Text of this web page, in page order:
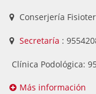
Conserjería
Secretaría :
Clínica Podológica:
Más información